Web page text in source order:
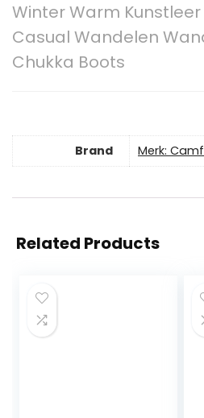
Winter Warm
Casual Wandelen
Chukka Boots
Brand Merk:
Related Products